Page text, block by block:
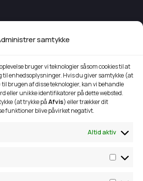
samtykke
bruger vi teknologier såsom cookies til at
til enhedsoplysninger. Hvis du giver samtykke (at
til brugen af disse teknologier, kan vi behandle
eller unikke identifikatorer på dette websted.
(at trykke påAfvis) eller trækker dit
funktioner blive påvirket negativt.
Altid aktiv
25